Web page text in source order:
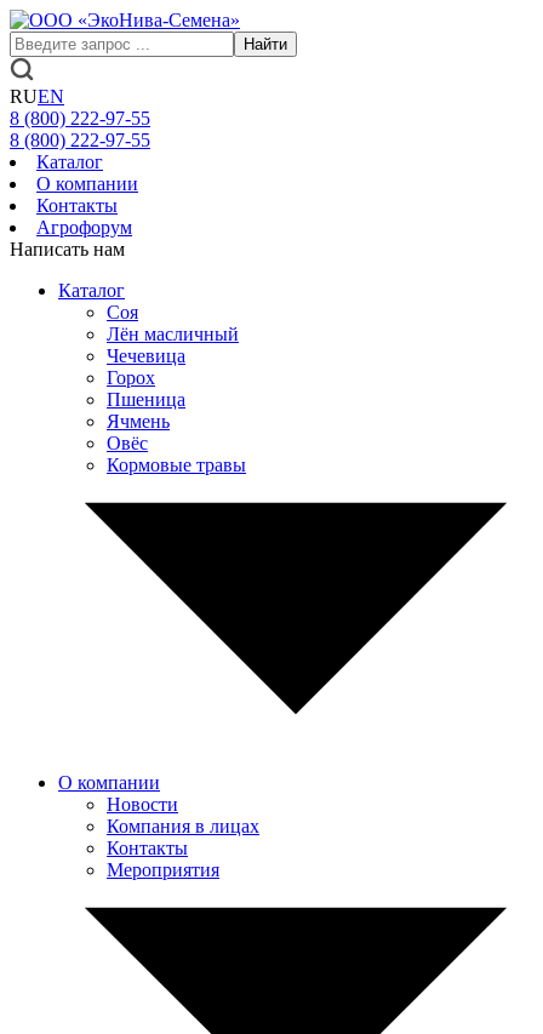
Найти
RUEN
8 (800) 222-97-55
8 (800) 222-97-55
Каталог
О компании
Контакты
Агрофорум
Написать нам
Каталог
Соя
Лён масличный
Чечевица
Горох
Пшеница
Ячмень
Овёс
Кормовые травы
О компании
Новости
Компания в лицах
Контакты
Мероприятия